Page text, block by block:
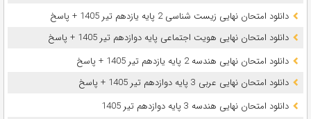
دانلود امتحان نهایی زیست شناسی 2 پایه یازدهم تیر 1405 + پاسخ
دانلود امتحان نهایی هویت اجتماعی پایه دوازدهم تیر 1405 + پاسخ
دانلود امتحان نهایی هندسه 2 پایه یازدهم تیر 1405 + پاسخ
دانلود امتحان نهایی عربی 3 پایه دوازدهم تیر 1405 + پاسخ
دانلود امتحان نهایی هندسه 3 پایه دوازدهم تیر 1405